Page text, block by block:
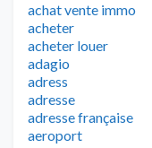
achat vente immo
acheter
acheter louer
adagio
adress
adresse
adresse française
aeroport